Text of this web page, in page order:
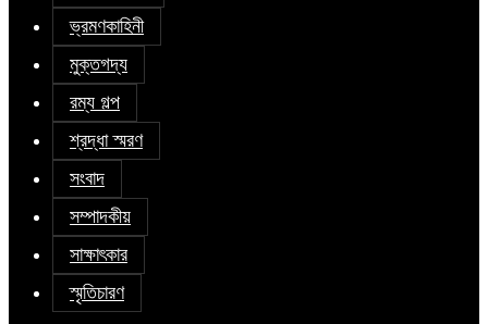
ভ্রমণকাহিনী
মুক্তগদ্য
রম্য গল্প
শ্রদ্ধা স্মরণ
সংবাদ
সম্পাদকীয়
সাক্ষাৎকার
স্মৃতিচারণ